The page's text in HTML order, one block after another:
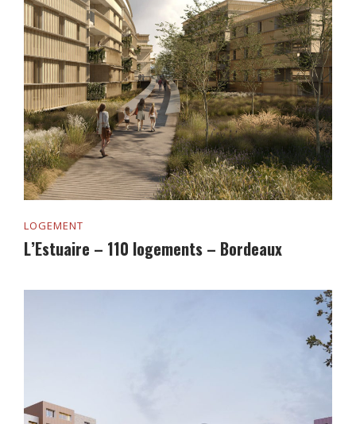
LOGEMENT
L’Estuaire – 110 logements – Bordeaux